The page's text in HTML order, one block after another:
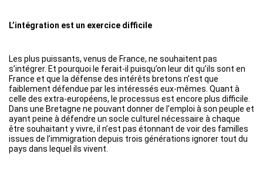
L’intégration est un exercice difficile
Les plus puissants, venus de France, ne souhaitent pas
s’intégrer. Et pourquoi le ferait-il puisqu’on leur dit qu’ils sont en
France et que la défense des intérêts bretons n’est que
faiblement défendue par les intéressés eux-mêmes. Quant à
celle des extra-européens, le processus est encore plus difficile.
Dans une Bretagne ne pouvant donner de l’emploi à son peuple et
ayant peine à défendre un socle culturel nécessaire à chaque
être souhaitant y vivre, il n’est pas étonnant de voir des familles
issues de l’immigration depuis trois générations ignorer tout du
pays dans lequel ils vivent.